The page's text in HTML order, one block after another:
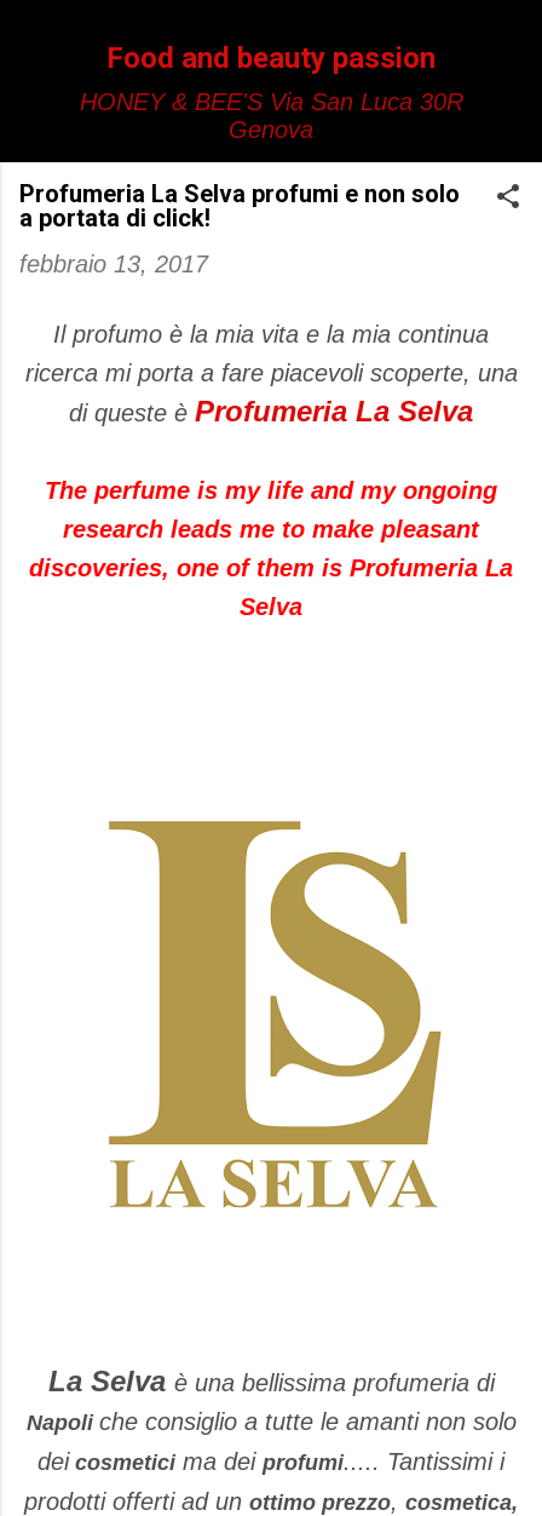
Food and beauty passion
HONEY & BEE'S Via San Luca 30R
Genova
Profumeria La Selva profumi e non solo
a portata di click!
febbraio 13, 2017
Il profumo è la mia vita e la mia continua
ricerca mi porta a fare piacevoli scoperte, una
di queste è Profumeria La Selva
The perfume is my life and my ongoing
research leads me to make pleasant
discoveries, one of them is Profumeria La
Selva
La Selva è una bellissima profumeria di
Napoli che consiglio a tutte le amanti non solo
dei cosmeticima dei profumi..... Tantissimi i
prodotti offerti ad un ottimo prezzo, cosmetica,